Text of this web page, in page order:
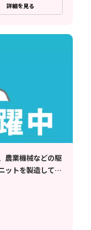
詳細を見る
農業機械などの駆
ットを製造してい